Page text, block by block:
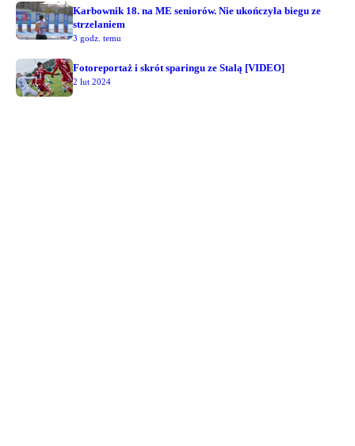
Karbownik 18. na ME seniorów. Nie ukończyła biegu ze
strzelaniem
3 godz. temu
Fotoreportaż i skrót sparingu ze Stalą [VIDEO]
2 lut 2024